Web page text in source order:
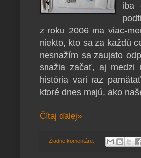
iba
z roku 2006 ma viac-
niekto, kto sa za každú
nesnažím sa zaujato
snažia začať, aj medzi
história vari raz
ktoré dnes majú, ako
Čítaj ďalej»
Žiadne komentáre: